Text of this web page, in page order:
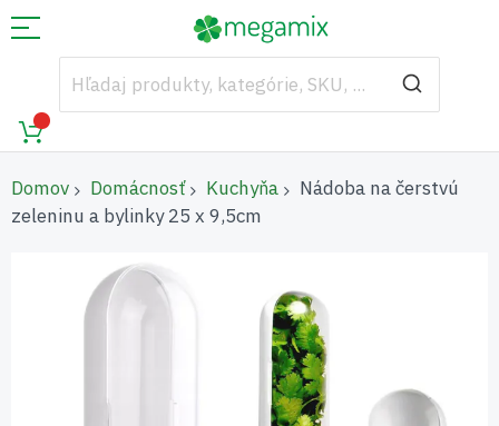
Domov Domácnosť Kuchyňa
Nádoba na čerstvú
zeleninu a bylinky 25 x 9,5cm